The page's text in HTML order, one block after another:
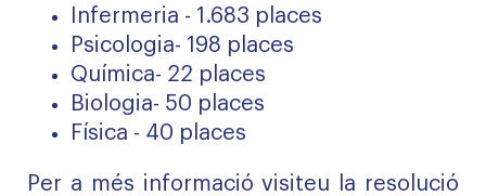
Infermeria - 1.683 places
Psicologia- 198 places
Química- 22 places
Biologia- 50 places
Física - 40 places
Per a més informació visiteu la resolució